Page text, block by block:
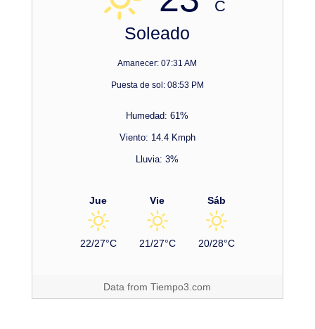
C
Soleado
Amanecer: 07:31 AM
Puesta de sol: 08:53 PM
Humedad: 61%
Viento: 14.4 Kmph
Lluvia: 3%
Jue
22/27°C
Vie
21/27°C
Sáb
20/28°C
Data fromTiempo3.com